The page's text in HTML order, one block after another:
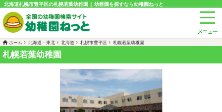
北海道札幌市豊平区の札幌若葉幼稚園 | 幼稚園を探すなら幼稚園ねっと
ホーム 北海道・東北 北海道 札幌市豊平区 札幌若葉幼稚園
札幌若葉幼稚園